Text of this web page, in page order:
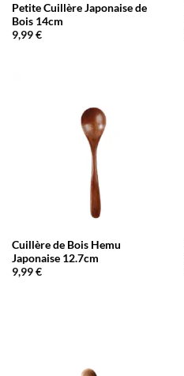
Petite Cuillère Japonaise de
Bois 14cm
9,99€
Cuillère de Bois Hemu
Japonaise 12.7cm
9,99€